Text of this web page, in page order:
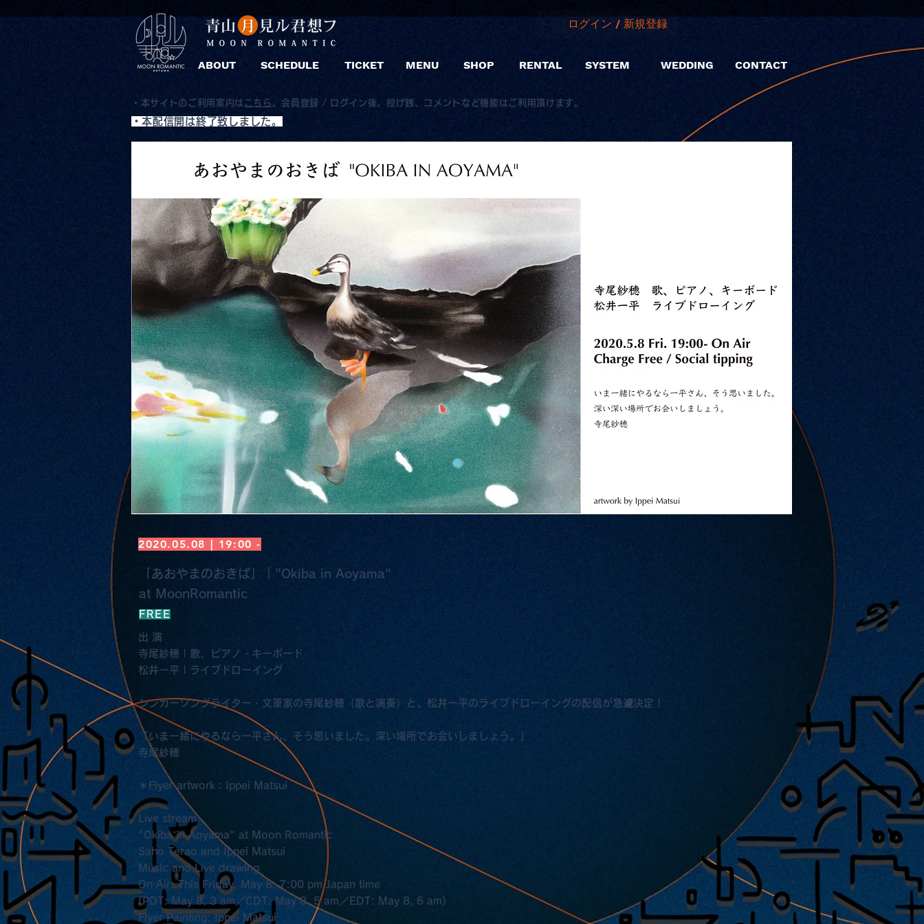
ABOUT SCHEDULE TICKET MENU SHOP
ログイン / 新規登録
RENTAL SYSTEM WEDDING CONTACT
・本サイトのご利用案内は こちら 。 会員登録 / ログイン後、投げ銭、コメントなど機能はご利用頂けます。
​・本配信開は終了致しました。
2020.05.08 | 19:00 -
「あおやまのおきば」｜"Okiba in Aoyama"
at MoonRomantic
FREE
出 演
寺尾紗穂 | 歌、ピアノ・キーボード
松井一平 | ライブドローイング
シンガーソングライター・文筆家の寺尾紗穂（歌と演奏）と、松井一平のライブドローイングの配信が急遽決定！
「いま一緒にやるなら一平さん、そう思いました。深い場所でお会いしましょう。」
寺尾紗穂
＊Flyer artwork：Ippei Matsui
Live stream
"Okiba in Aoyama" at Moon Romantic
Saho Terao and Ippei Matsui
Music and Live drawing
On Air: This Friday, May 8, 7:00 pm Japan time
(PDT: May 8, 3 am／CDT: May 8, 5 am／EDT: May 8, 6 am)
Flyer Painting: Ippei Matsui